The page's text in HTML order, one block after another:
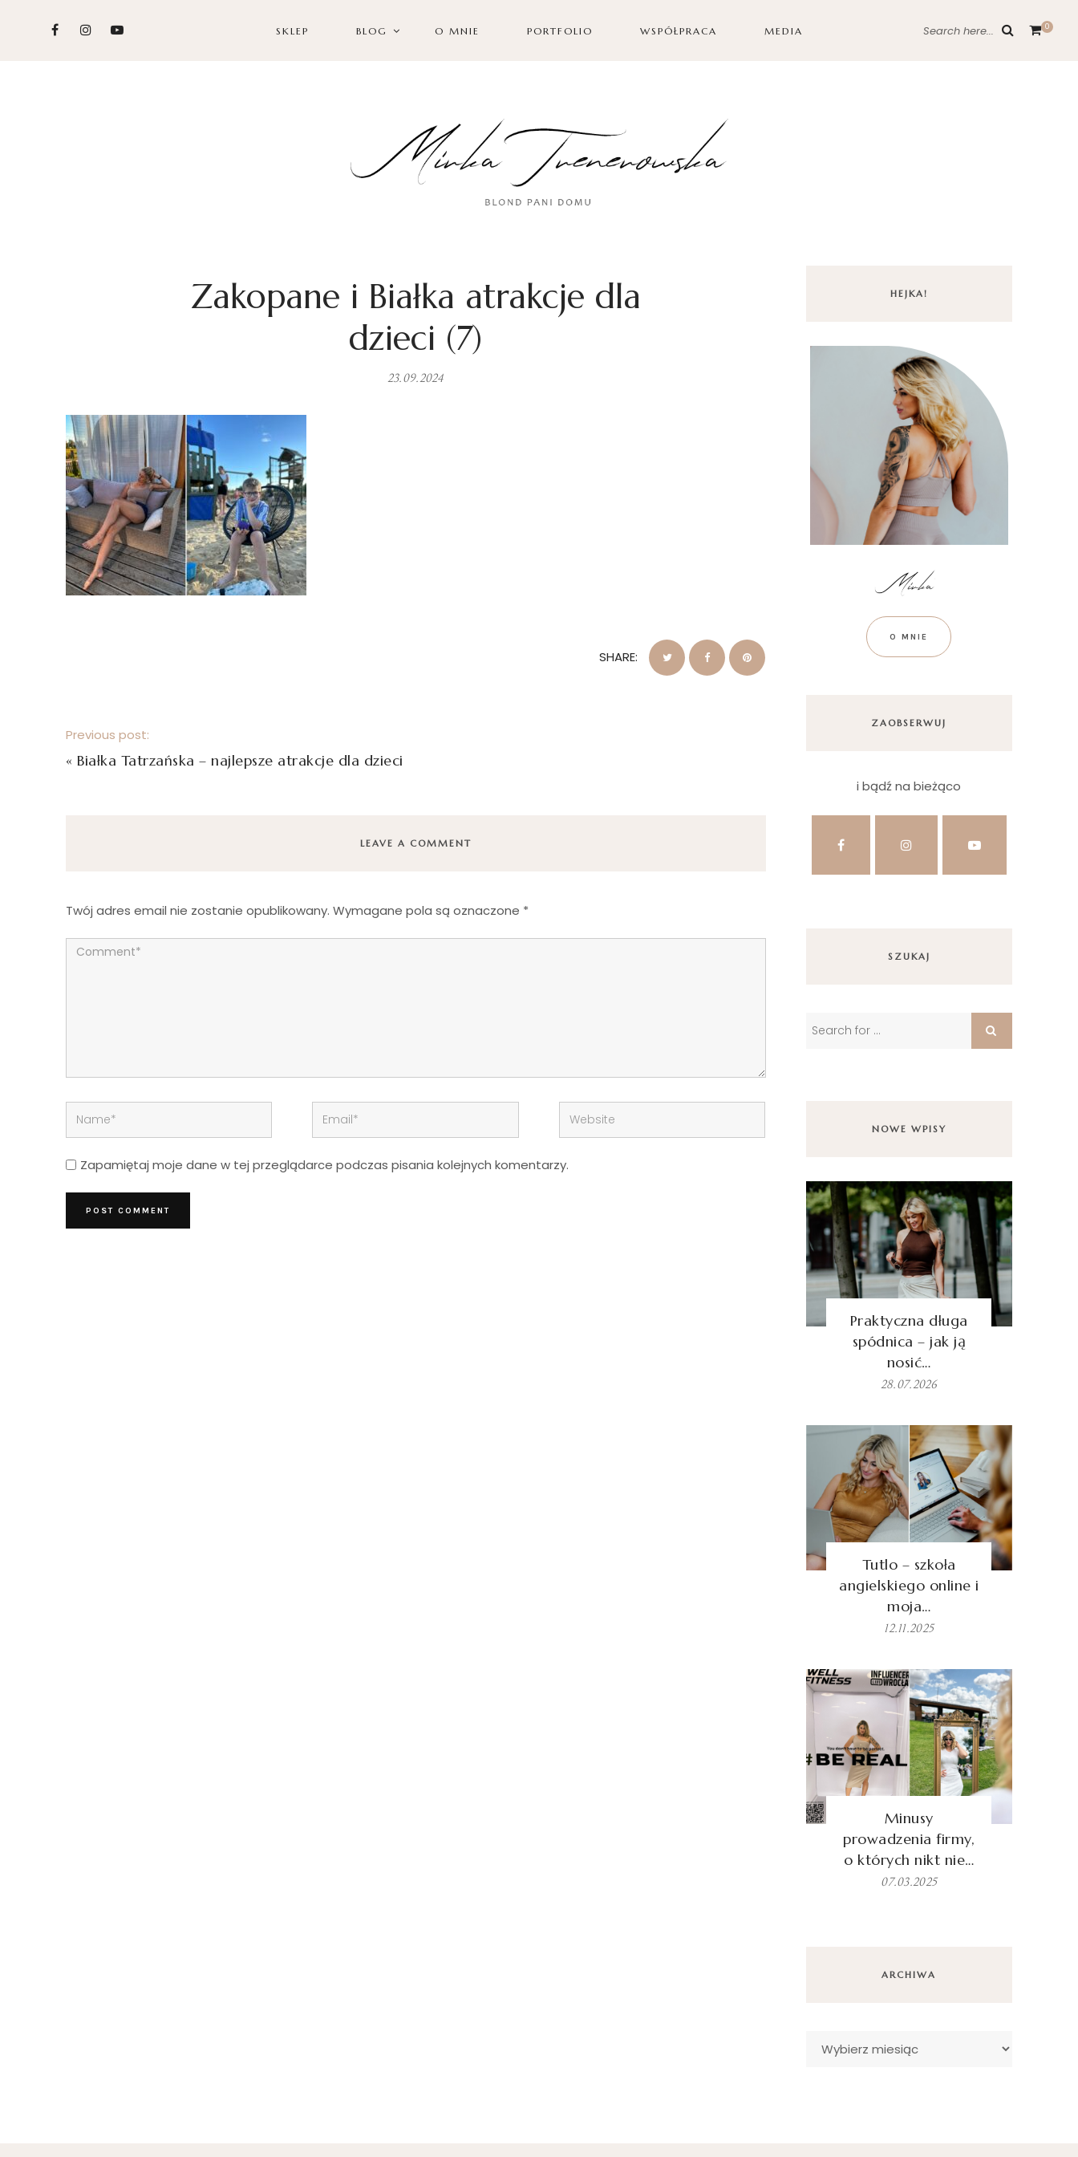
SKLEP BLOG O MNIE PORTFOLIO WSPÓŁPRACA MEDIA Search here... 0
Zakopane i Białka atrakcje dla
dzieci (7)
23.09.2024
SHARE:
Previous post:
« Białka Tatrzańska – najlepsze atrakcje dla dzieci
LEAVE A COMMENT
Twój adres email nie zostanie opublikowany. Wymagane pola są oznaczone *
Zapamiętaj moje dane w tej przeglądarce podczas pisania kolejnych komentarzy.
HEJKA!
O MNIE
ZAOBSERWUJ
i bądź na bieżąco
SZUKAJ
NOWE WPISY
Praktyczna długa
spódnica – jak ją
nosić…
28.07.2026
Tutlo – szkoła
angielskiego online i
moja…
12.11.2025
Minusy
prowadzenia firmy,
o których nikt nie…
07.03.2025
ARCHIWA